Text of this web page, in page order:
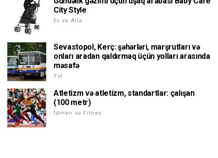
City Style
Ev və Ailə
Sevastopol, Kerç: şəhərləri, marşrutları və
onları aradan qaldırmaq üçün yolları arasında
məsafə
Yol
Atletizm və atletizm, standartlar: çalışan
(100 metr)
İdman və Fitnes